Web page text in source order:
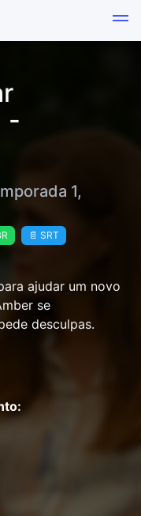
-
1,
📄 SRT
ajudar um novo
se
desculpas.